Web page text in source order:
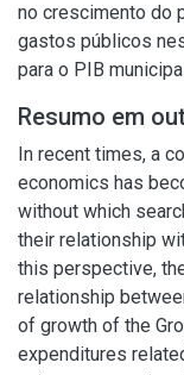
no crescimento do
gastos públicos
para o PIB
Resumo em
In recent times, a
economics has
without which
their relationship
this perspective,
relationship
of growth of the
expenditures